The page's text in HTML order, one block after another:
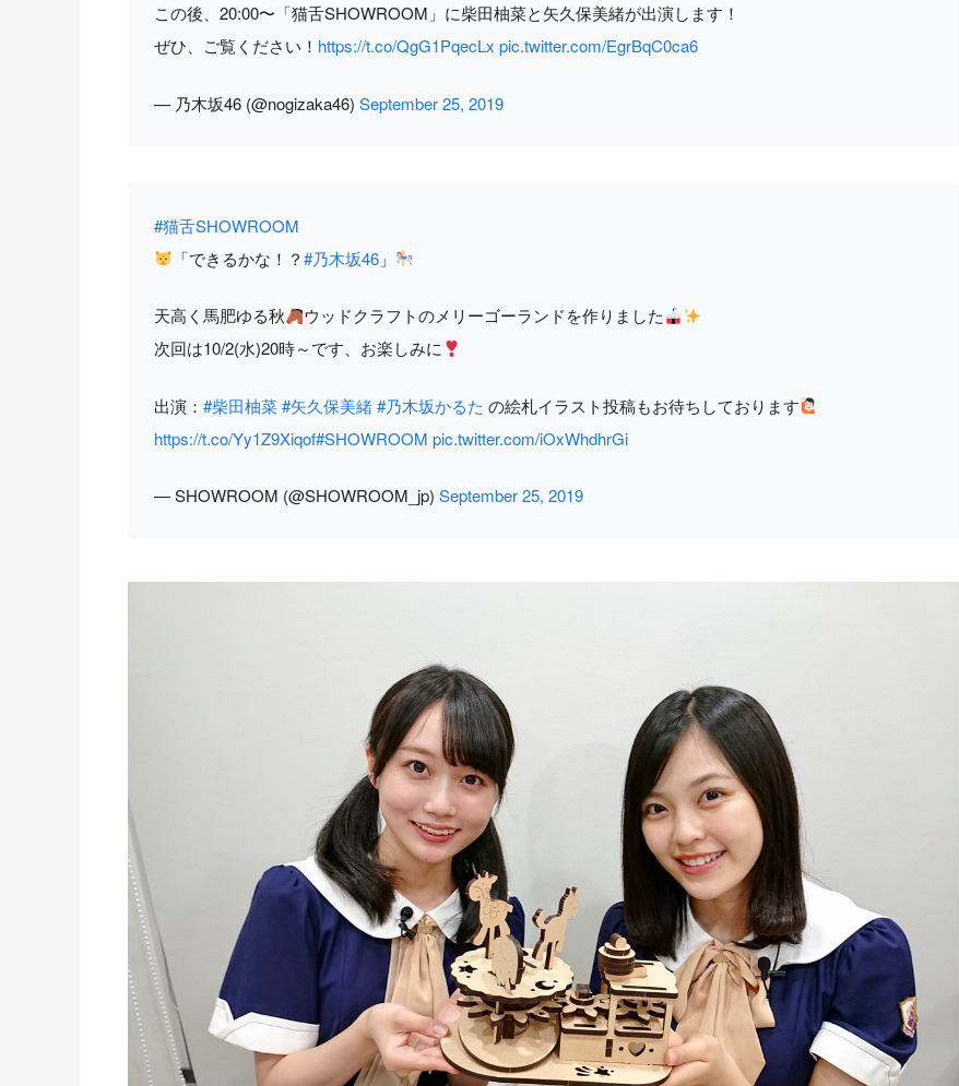
この後、20:00〜「猫舌SHOWROOM」に柴田柚菜と矢久保美緒が出演します！
ぜひ、ご覧ください！ https://t.co/QgG1PqecLx pic.twitter.com/EgrBqC0ca6
— 乃木坂46 (@nogizaka46) September 25, 2019
#猫舌SHOWROOM
「できるかな！？#乃木坂46 」
天高く馬肥ゆる秋
ウッドクラフトのメリーゴーランドを作りました
次回は10/2(水)20時～です、お楽しみに
出演： #柴田柚菜#矢久保美緒#乃木坂かるた の絵札イラスト投稿もお待ちしております
https://t.co/Yy1Z9Xiqof#SHOWROOM pic.twitter.com/iOxWhdhrGi
— SHOWROOM (@SHOWROOM_jp) September 25, 2019